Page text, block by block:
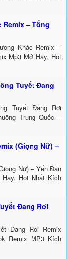
– Tống
Khác Remix –
Mp3 Mới Hay, Hot
Tuyết Đang
Tuyết Đang Rơi
Trung Quốc –
(Giọng Nữ) –
Nữ) – Yến Đan
Hay, Hot Nhất Kích
Đang Rơi
Đang Rơi Remix
Remix MP3 Kích